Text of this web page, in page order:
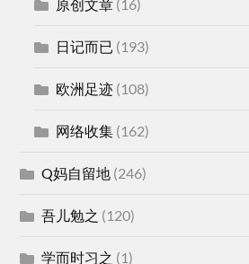
原创文章 (16)
日记而已 (193)
欧洲足迹 (108)
网络收集 (162)
Q妈自留地 (246)
吾儿勉之 (120)
学而时习之 (1)